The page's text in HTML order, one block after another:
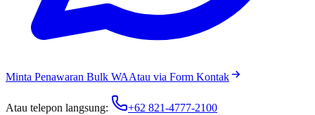
Minta Penawaran Bulk WAAtau via Form Kontak
Atau telepon langsung: +62 821-4777-2100